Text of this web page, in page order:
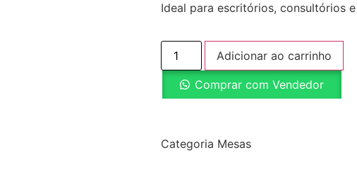
Ideal para escritórios, consultórios
Adicionar ao carrinho
Comprar com Vendedor
Categoria Mesas